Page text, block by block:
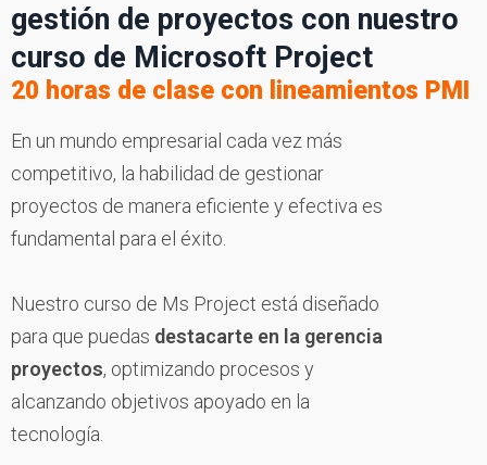
gestión de proyectos con nuestro
curso de Microsoft Project
20 horas de clase con lineamientos PMI
En un mundo empresarial cada vez más
competitivo, la habilidad de gestionar
proyectos de manera eficiente y efectiva es
fundamental para el éxito.
Nuestro curso de Ms Project está diseñado
para que puedas destacarte en la gerencia
proyectos, optimizando procesos y
alcanzando objetivos apoyado en la
tecnología.